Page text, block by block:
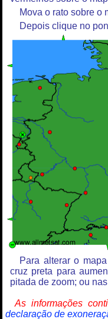
Mova o rato sobre o
Depois clique no
Para alterar o
cruz preta para
pitada de zoom; ou
As informações
declaração de